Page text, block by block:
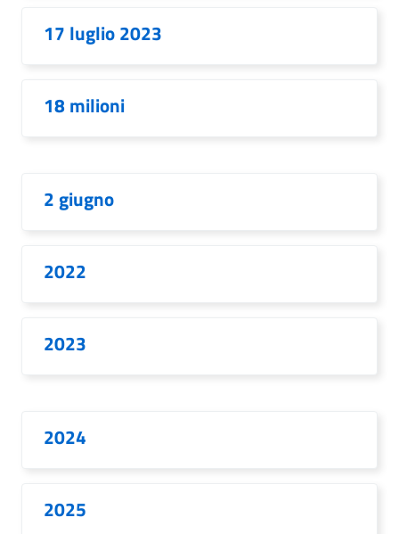
17 luglio 2023
18 milioni
2 giugno
2022
2023
2024
2025